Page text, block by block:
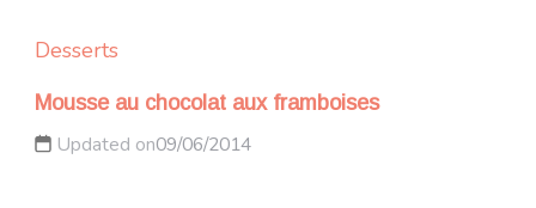
Desserts
Mousse au chocolat aux framboises
Updated on09/06/2014